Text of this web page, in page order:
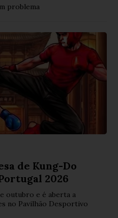
problema
de Kung-Do
2026
outubro e é aberta a
no Pavilhão Desportivo